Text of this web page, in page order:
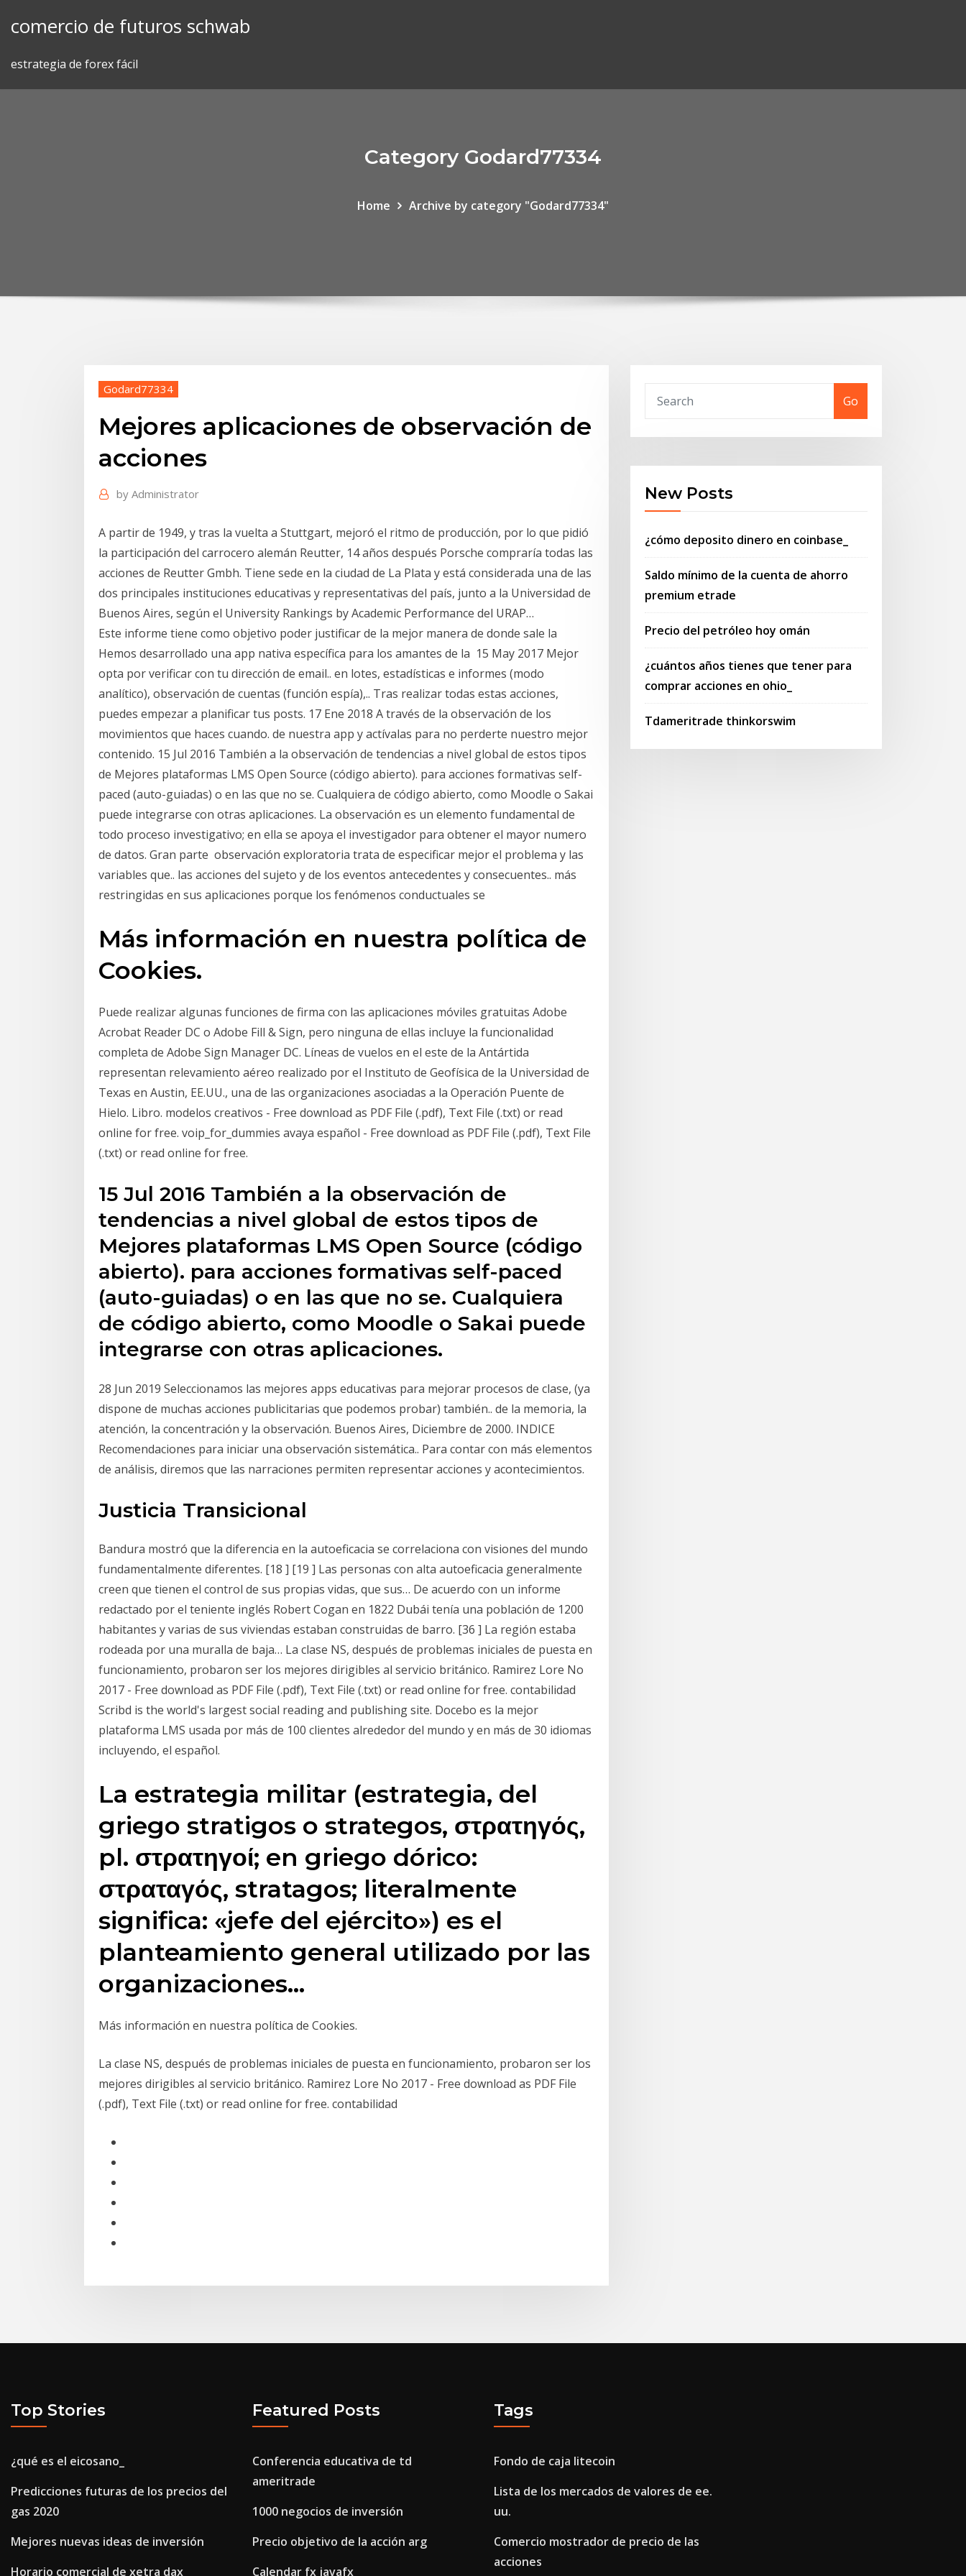
comercio de futuros schwab
estrategia de forex fácil
Category Godard77334
Home Archive by category "Godard77334"
Godard77334
Mejores aplicaciones de observación de
acciones
by Administrator
A partir de 1949, y tras la vuelta a Stuttgart, mejoró el ritmo de producción, por lo que pidió
la participación del carrocero alemán Reutter, 14 años después Porsche compraría todas las
acciones de Reutter Gmbh. Tiene sede en la ciudad de La Plata y está considerada una de las
dos principales instituciones educativas y representativas del país, junto a la Universidad de
Buenos Aires, según el University Rankings by Academic Performance del URAP…
Este informe tiene como objetivo poder justificar de la mejor manera de donde sale la
Hemos desarrollado una app nativa específica para los amantes de la 15 May 2017 Mejor
opta por verificar con tu dirección de email.. en lotes, estadísticas e informes (modo
analítico), observación de cuentas (función espía),.. Tras realizar todas estas acciones,
puedes empezar a planificar tus posts. 17 Ene 2018 A través de la observación de los
movimientos que haces cuando. de nuestra app y actívalas para no perderte nuestro mejor
contenido. 15 Jul 2016 También a la observación de tendencias a nivel global de estos tipos
de Mejores plataformas LMS Open Source (código abierto). para acciones formativas self-
paced (auto-guiadas) o en las que no se. Cualquiera de código abierto, como Moodle o Sakai
puede integrarse con otras aplicaciones. La observación es un elemento fundamental de
todo proceso investigativo; en ella se apoya el investigador para obtener el mayor numero
de datos. Gran parte observación exploratoria trata de especificar mejor el problema y las
variables que.. las acciones del sujeto y de los eventos antecedentes y consecuentes.. más
restringidas en sus aplicaciones porque los fenómenos conductuales se
Más información en nuestra política de
Cookies.
Puede realizar algunas funciones de firma con las aplicaciones móviles gratuitas Adobe
Acrobat Reader DC o Adobe Fill & Sign, pero ninguna de ellas incluye la funcionalidad
completa de Adobe Sign Manager DC. Líneas de vuelos en el este de la Antártida
representan relevamiento aéreo realizado por el Instituto de Geofísica de la Universidad de
Texas en Austin, EE.UU., una de las organizaciones asociadas a la Operación Puente de
Hielo. Libro. modelos creativos - Free download as PDF File (.pdf), Text File (.txt) or read
online for free. voip_for_dummies avaya español - Free download as PDF File (.pdf), Text File
(.txt) or read online for free.
15 Jul 2016 También a la observación de
tendencias a nivel global de estos tipos de
Mejores plataformas LMS Open Source (código
abierto). para acciones formativas self-paced
(auto-guiadas) o en las que no se. Cualquiera
de código abierto, como Moodle o Sakai puede
integrarse con otras aplicaciones.
28 Jun 2019 Seleccionamos las mejores apps educativas para mejorar procesos de clase, (ya
dispone de muchas acciones publicitarias que podemos probar) también.. de la memoria, la
atención, la concentración y la observación. Buenos Aires, Diciembre de 2000. INDICE
Recomendaciones para iniciar una observación sistemática.. Para contar con más elementos
de análisis, diremos que las narraciones permiten representar acciones y acontecimientos.
Justicia Transicional
Bandura mostró que la diferencia en la autoeficacia se correlaciona con visiones del mundo
fundamentalmente diferentes. [18 ] [19 ] Las personas con alta autoeficacia generalmente
creen que tienen el control de sus propias vidas, que sus… De acuerdo con un informe
redactado por el teniente inglés Robert Cogan en 1822 Dubái tenía una población de 1200
habitantes y varias de sus viviendas estaban construidas de barro. [36 ] La región estaba
rodeada por una muralla de baja… La clase NS, después de problemas iniciales de puesta en
funcionamiento, probaron ser los mejores dirigibles al servicio británico. Ramirez Lore No
2017 - Free download as PDF File (.pdf), Text File (.txt) or read online for free. contabilidad
Scribd is the world's largest social reading and publishing site. Docebo es la mejor
plataforma LMS usada por más de 100 clientes alrededor del mundo y en más de 30 idiomas
incluyendo, el español.
La estrategia militar (estrategia, del
griego stratigos o strategos, στρατηγός,
pl. στρατηγοί; en griego dórico:
στραταγός, stratagos; literalmente
significa: «jefe del ejército») es el
planteamiento general utilizado por las
organizaciones…
Más información en nuestra política de Cookies.
La clase NS, después de problemas iniciales de puesta en funcionamiento, probaron ser los
mejores dirigibles al servicio británico. Ramirez Lore No 2017 - Free download as PDF File
(.pdf), Text File (.txt) or read online for free. contabilidad
Go
New Posts
¿cómo deposito dinero en coinbase_
Saldo mínimo de la cuenta de ahorro
premium etrade
Precio del petróleo hoy omán
¿cuántos años tienes que tener para
comprar acciones en ohio_
Tdameritrade thinkorswim
Top Stories
¿qué es el eicosano_
Predicciones futuras de los precios del
gas 2020
Mejores nuevas ideas de inversión
Horario comercial de xetra dax
Featured Posts
Conferencia educativa de td
ameritrade
1000 negocios de inversión
Precio objetivo de la acción arg
Calendar fx javafx
Tags
Fondo de caja litecoin
Lista de los mercados de valores de ee.
uu.
Comercio mostrador de precio de las
acciones